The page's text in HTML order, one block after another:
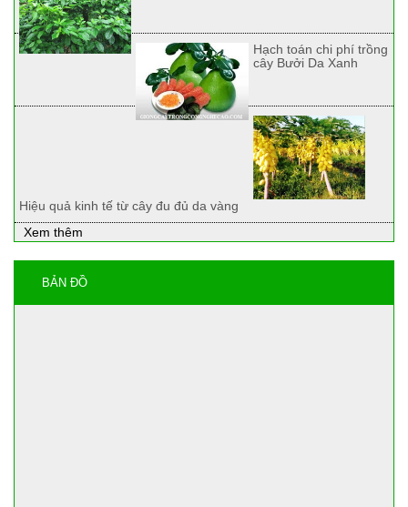
Hạch toán chi phí trồng
cây Bưởi Da Xanh
Hiệu quả kinh tế từ cây đu đủ da vàng
Xem thêm
BẢN ĐỒ